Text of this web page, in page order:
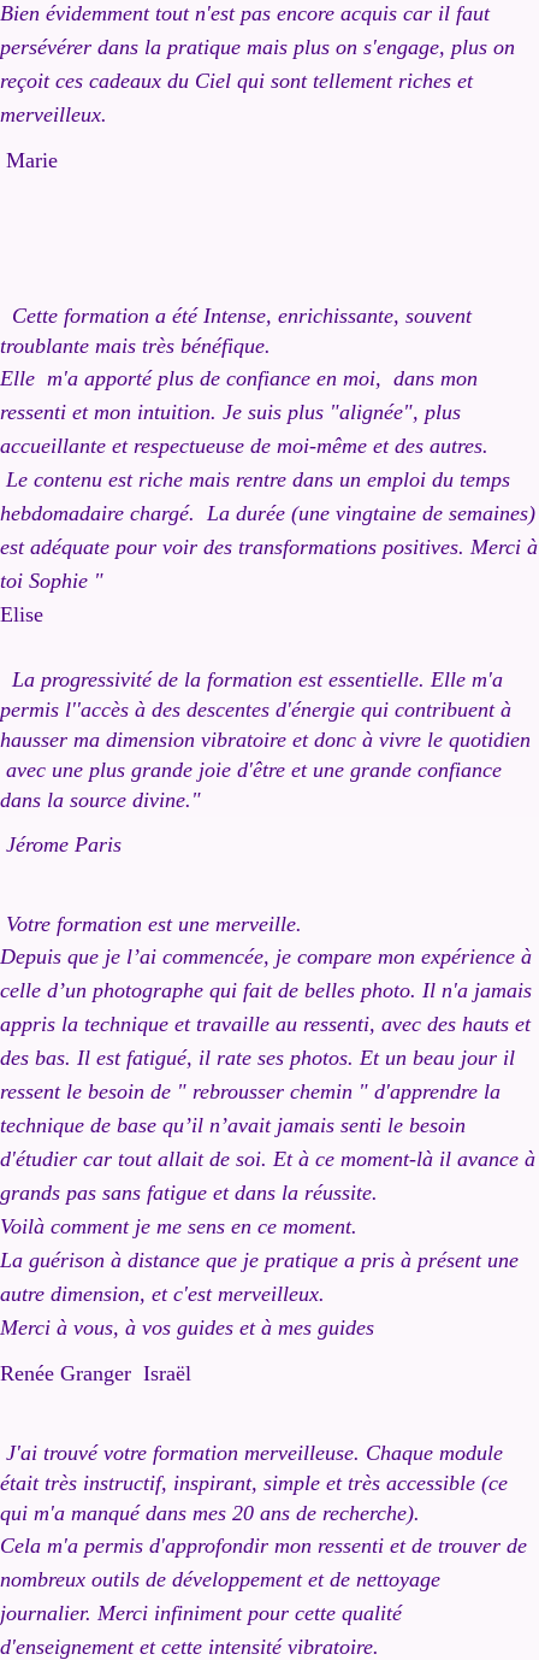
Bien évidemment tout n'est pas encore acquis car il faut
persévérer dans la pratique mais plus on s'engage, plus on
reçoit ces cadeaux du Ciel qui sont tellement riches et
merveilleux.
Marie
Cette formation a été Intense, enrichissante, souvent
troublante mais très bénéfique.
Elle m'a apporté plus de confiance en moi, dans mon
ressenti et mon intuition. Je suis plus "alignée", plus
accueillante et respectueuse de moi-même et des autres.
Le contenu est riche mais rentre dans un emploi du temps
hebdomadaire chargé. La durée (une vingtaine de semaines)
est adéquate pour voir des transformations positives. Merci à
toi Sophie "
Elise
La progressivité de la formation est essentielle. Elle m'a
permis l''accès à des descentes d'énergie qui contribuent à
hausser ma dimension vibratoire et donc à vivre le quotidien
avec une plus grande joie d'être et une grande confiance
dans la source divine."
Jérome Paris
Votre formation est une merveille.
Depuis que je l’ai commencée, je compare mon expérience à
celle d’un photographe qui fait de belles photo. Il n'a jamais
appris la technique et travaille au ressenti, avec des hauts et
des bas. Il est fatigué, il rate ses photos. Et un beau jour il
ressent le besoin de " rebrousser chemin " d'apprendre la
technique de base qu’il n’avait jamais senti le besoin
d'étudier car tout allait de soi. Et à ce moment-là il avance à
grands pas sans fatigue et dans la réussite.
Voilà comment je me sens en ce moment.
La guérison à distance que je pratique a pris à présent une
autre dimension, et c'est merveilleux.
Merci à vous, à vos guides et à mes guides
Renée Granger Israël
J'ai trouvé votre formation merveilleuse. Chaque module
était très instructif, inspirant, simple et très accessible (ce
qui m'a manqué dans mes 20 ans de recherche).
Cela m'a permis d'approfondir mon ressenti et de trouver de
nombreux outils de développement et de nettoyage
journalier. Merci infiniment pour cette qualité
d'enseignement et cette intensité vibratoire.